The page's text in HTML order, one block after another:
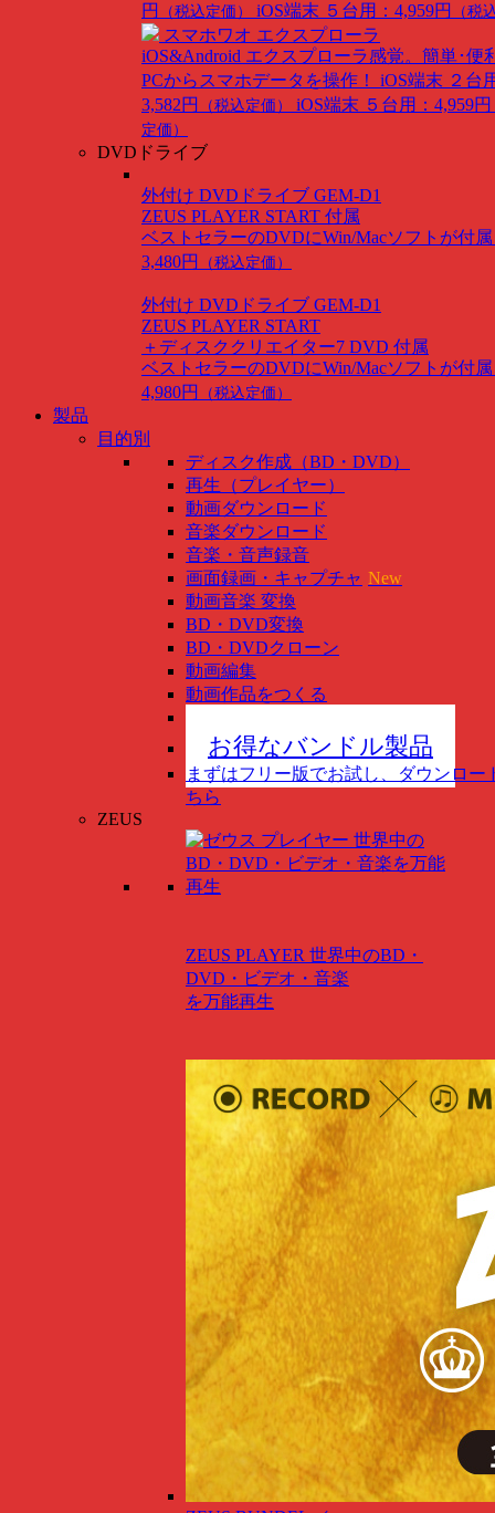
円
（税込定価） iOS端末 ５台用：4,959円 （税
スマホワオ エクスプローラ
iOS&Android エクスプローラ感覚。簡単･便
PCからスマホデータを操作！ iOS端末 ２台
3,582円
（税込定価） iOS端末 ５台用：4,959円
定価）
DVDドライブ
外付け DVDドライブ GEM-D1
ZEUS PLAYER START 付属
ベストセラーのDVDにWin/Macソフトが付
3,480円
（税込定価）
外付け DVDドライブ GEM-D1
ZEUS PLAYER START
＋ディスククリエイター7 DVD 付属
ベストセラーのDVDにWin/Macソフトが付
4,980円
（税込定価）
製品
目的別
ディスク作成（BD・DVD）
再生（プレイヤー）
動画ダウンロード
音楽ダウンロード
音楽・音声録音
画面録画・キャプチャ New
動画音楽 変換
BD・DVD変換
BD・DVDクローン
動画編集
動画作品をつくる
お得なバンドル製品
まずはフリー版でお試し、ダウンロー
ちら
ZEUS
ZEUS PLAYER 世界中のBD・
DVD・ビデオ・音楽
を万能再生